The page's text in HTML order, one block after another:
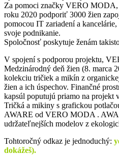
Za pomoci značky VERO
roku 2020 podporiť 3000 žien
pomocou IT zariadení a
svoje podnikanie.
Spoločnosť poskytuje ženám
V spojení s podporou projektu,
Medzinárodný deň žien (8. marca
kolekciu tričiek a mikín z
žien a ich úspechov. Finančné
kapsúl poputujú priamo na projekt
Tričká a mikiny s grafickou
AWARE od VERO MODA .
udržateľnejších modelov z
Tohtoročný odkaz je jednoduchý:
dokážeš).